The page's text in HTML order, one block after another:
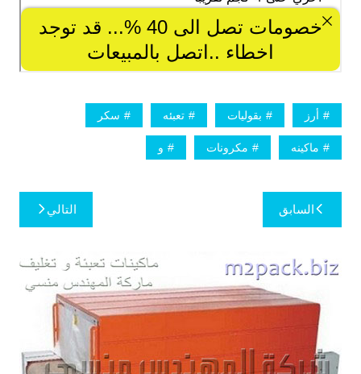
أرز بقوليات تعبئه سكر
ماكينه مكرونات و
تصفّح
المقالات
السابق التالي